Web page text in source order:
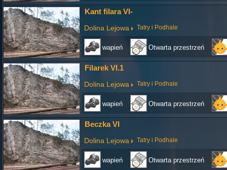
Kant filara VI-
Dolina Lejowa Tatry i Podhale
wapień Otwarta przestrzeń
Filarek VI.1
Dolina Lejowa Tatry i Podhale
wapień Otwarta przestrzeń
Beczka VI
Dolina Lejowa Tatry i Podhale
wapień Otwarta przestrzeń